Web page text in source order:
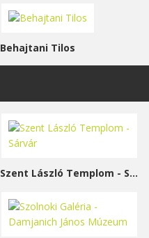
Behajtani Tilos
Szent László Templom - Sárvár